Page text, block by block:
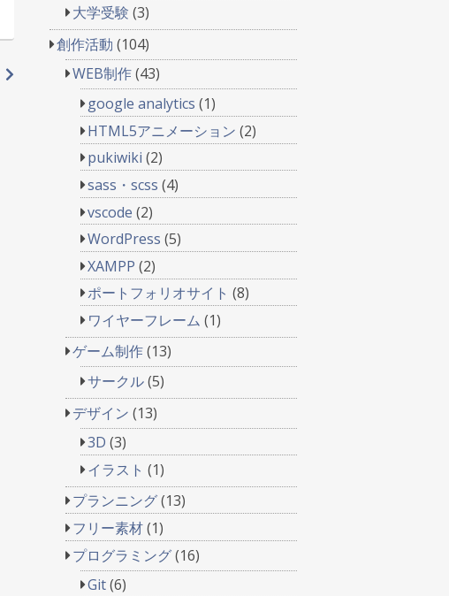
大学受験 (3)
創作活動 (104)
WEB制作(43)
google analytics (1)
HTML5アニメーション (2)
pukiwiki (2)
sass・scss (4)
vscode (2)
WordPress (5)
XAMPP (2)
ポートフォリオサイト (8)
ワイヤーフレーム (1)
ゲーム制作(13)
サークル(5)
デザイン (13)
3D (3)
イラスト (1)
プランニング(13)
フリー素材(1)
プログラミング(16)
Git(6)